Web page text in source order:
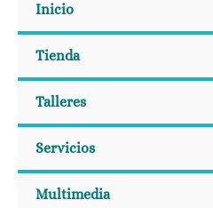
Inicio
Tienda
Talleres
Servicios
Multimedia